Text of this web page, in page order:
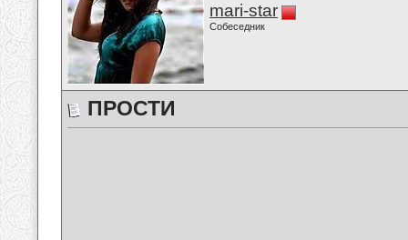
mari-star
Собеседник
ПРОСТИ